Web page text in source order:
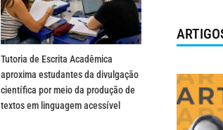
Tutoria de Escrita Acadêmica
aproxima estudantes da divulgação
científica por meio da produção de
textos em linguagem acessível